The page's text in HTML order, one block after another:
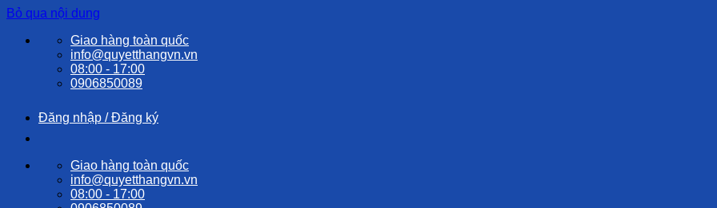
Bỏ qua nội dung
Giao hàng toàn quốc
info@quyetthangvn.vn
08:00 - 17:00
0906850089
Đăng nhập / Đăng ký
Giao hàng toàn quốc
info@quyetthangvn.vn
08:00 - 17:00